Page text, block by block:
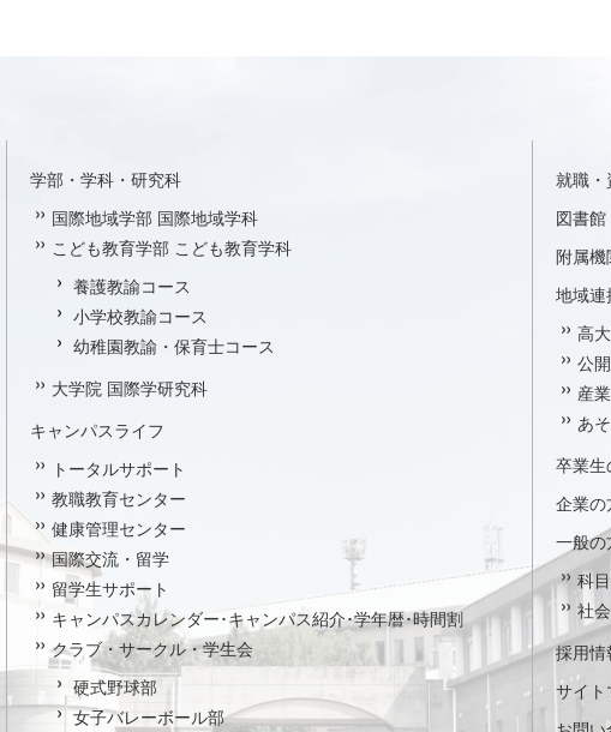
学部・学科・研究科
国際地域学部 国際地域学科
こども教育学部 こども教育学科
養護教諭コース
小学校教諭コース
幼稚園教諭・保育士コース
大学院 国際学研究科
キャンパスライフ
トータルサポート
教職教育センター
健康管理センター
国際交流・留学
留学生サポート
キャンパスカレンダー･キャンパス紹介･学年暦･時間割
クラブ・サークル・学生会
硬式野球部
女子バレーボール部
就職・
図書館
附属機
地域連
高
公
産
あ
卒業
企業の
一般の
科
社
採用情
サイ